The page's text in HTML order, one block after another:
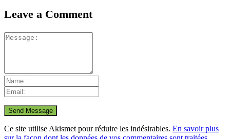
Leave a Comment
Ce site utilise Akismet pour réduire les indésirables. En savoir plus